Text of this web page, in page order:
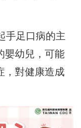
手足口病的主
嬰幼兒，可能
，對健康造成